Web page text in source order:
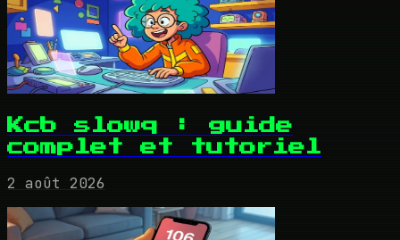
Kcb slowq : guide
complet et tutoriel
2 août 2026